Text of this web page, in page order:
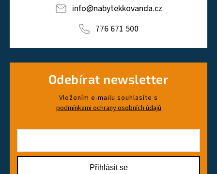
info@nabytekkovanda.cz
776 671 500
Odebírat newsletter
Vložením e-mailu souhlasíte s
podmínkami ochrany osobních údajů
Přihlásit se